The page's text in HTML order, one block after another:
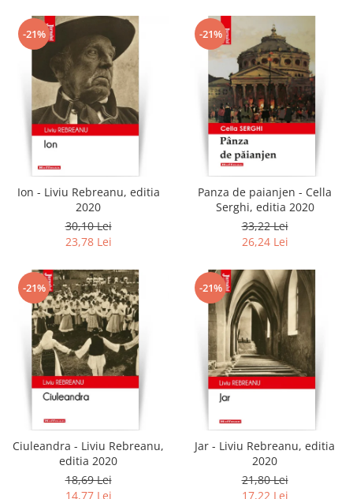
-21%
Ion - Liviu Rebreanu, editia
2020
30,10 Lei
23,78 Lei
-21%
Panza de paianjen - Cella
Serghi, editia 2020
33,22 Lei
26,24 Lei
-21%
Ciuleandra - Liviu Rebreanu,
editia 2020
18,69 Lei
14,77 Lei
-21%
Jar - Liviu Rebreanu, editia
2020
21,80 Lei
17,22 Lei